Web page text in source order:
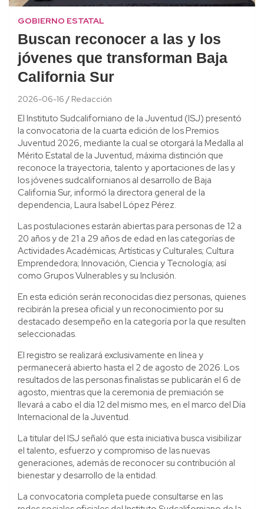
GOBIERNO ESTATAL
Buscan reconocer a las y los
jóvenes que transforman Baja
California Sur
2026-06-16 Redacción
El Instituto Sudcaliforniano de la Juventud (ISJ) presentó
la convocatoria de la cuarta edición de los Premios
Juventud 2026, mediante la cual se otorgará la Medalla al
Mérito Estatal de la Juventud, máxima distinción que
reconoce la trayectoria, talento y aportaciones de las y
los jóvenes sudcalifornianos al desarrollo de Baja
California Sur, informó la directora general de la
dependencia, Laura Isabel López Pérez.
Las postulaciones estarán abiertas para personas de 12 a
20 años y de 21 a 29 años de edad en las categorías de
Actividades Académicas; Artísticas y Culturales; Cultura
Emprendedora; Innovación, Ciencia y Tecnología; así
como Grupos Vulnerables y su Inclusión.
En esta edición serán reconocidas diez personas, quienes
recibirán la presea oficial y un reconocimiento por su
destacado desempeño en la categoría por la que resulten
seleccionadas.
El registro se realizará exclusivamente en línea y
permanecerá abierto hasta el 2 de agosto de 2026. Los
resultados de las personas finalistas se publicarán el 6 de
agosto, mientras que la ceremonia de premiación se
llevará a cabo el día 12 del mismo mes, en el marco del Día
Internacional de la Juventud.
La titular del ISJ señaló que esta iniciativa busca visibilizar
el talento, esfuerzo y compromiso de las nuevas
generaciones, además de reconocer su contribución al
bienestar y desarrollo de la entidad.
La convocatoria completa puede consultarse en las